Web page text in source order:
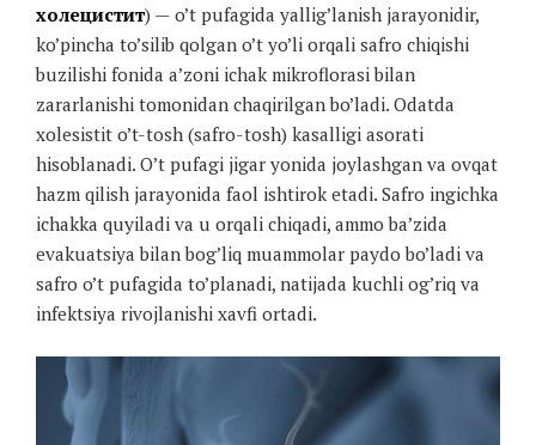
холецистит) — o’t pufagida yallig’lanish jarayonidir,
ko’pincha to’silib qolgan o’t yo’li orqali safro chiqishi
buzilishi fonida a’zoni ichak mikroflorasi bilan
zararlanishi tomonidan chaqirilgan bo’ladi. Odatda
xolesistit o’t-tosh (safro-tosh) kasalligi asorati
hisoblanadi. O’t pufagi jigar yonida joylashgan va ovqat
hazm qilish jarayonida faol ishtirok etadi. Safro ingichka
ichakka quyiladi va u orqali chiqadi, ammo ba’zida
evakuatsiya bilan bog’liq muammolar paydo bo’ladi va
safro o’t pufagida to’planadi, natijada kuchli og’riq va
infektsiya rivojlanishi xavfi ortadi.